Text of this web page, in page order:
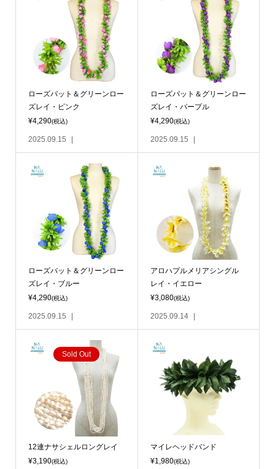
ローズバット＆グリーンロー
ズレイ・ピンク
¥4,290(税込)
2025.09.15
ローズバット＆グリーンロー
ズレイ・パープル
¥4,290(税込)
2025.09.15
ローズバット＆グリーンロー
ズレイ・ブルー
¥4,290(税込)
2025.09.15
アロハプルメリアシングル
レイ・イエロー
¥3,080(税込)
2025.09.14
Sold Out
12連ナサシェルロングレイ
¥3,190(税込)
マイレヘッドバンド
¥1,980(税込)